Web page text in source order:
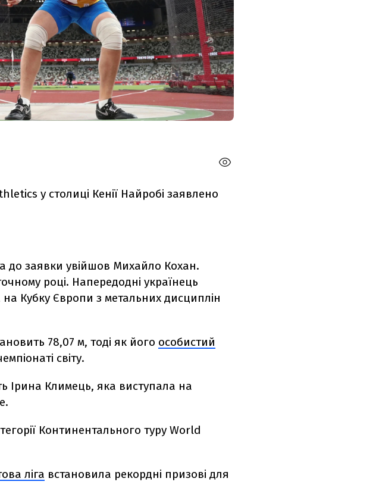
у столиці Кенії Найробі заявлено
до заявки увійшов Михайло Кохан.
році. Напередодні українець
на Кубку Європи з метальних дисциплін
78,07 м, тоді як його особистий
світу.
Ірина Климець, яка виступала на
Континентального туру World
ліга встановила рекордні призові для